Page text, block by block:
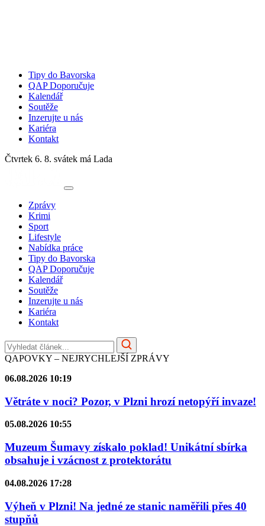
Tipy do Bavorska
QAP Doporučuje
Kalendář
Soutěže
Inzerujte u nás
Kariéra
Kontakt
Čtvrtek 6. 8. svátek má Lada
Zprávy
Krimi
Sport
Lifestyle
Nabídka práce
Tipy do Bavorska
QAP Doporučuje
Kalendář
Soutěže
Inzerujte u nás
Kariéra
Kontakt
QAPOVKY – NEJRYCHLEJŠÍ ZPRÁVY
06.08.2026 10:19
Větráte v noci? Pozor, v Plzni hrozí netopýří invaze!
05.08.2026 10:55
Muzeum Šumavy získalo poklad! Unikátní sbírka
obsahuje i vzácnost z protektorátu
04.08.2026 17:28
Výheň v Plzni! Na jedné ze stanic naměřili přes 40
stupňů